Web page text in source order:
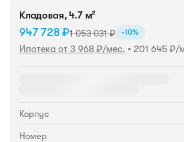
Кладовая, 4.7 м²
947 728 ₽1 053 031 ₽ -10%
Ипотека от 3 968 ₽/мес. • 201 645 ₽/
Корпус
Номер